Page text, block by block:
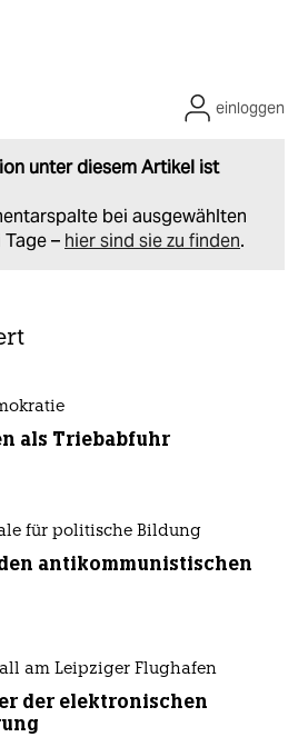
unter diesem Artikel ist
bei ausgewählten
– hier sind sie zu finden.
einloggen
als Triebabfuhr
für politische Bildung
antikommunistischen
am Leipziger Flughafen
der elektronischen